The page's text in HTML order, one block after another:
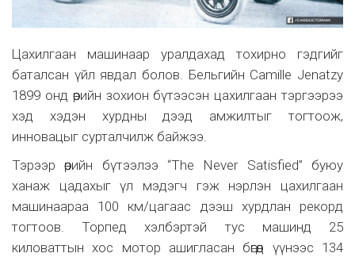
Цахилгаан машинаар уралдахад тохирно гэдгийг
баталсан үйл явдал болов. Бельгийн Camille Jenatzy
1899 онд өөрийн зохион бүтээсэн цахилгаан тэргээрээ
хэд хэдэн хурдны дээд амжилтыг тогтоож,
инновацыг сурталчилж байжээ.
Тэрээр өөрийн бүтээлээ “The Never Satisfied” буюу
ханаж цадахыг үл мэдэгч гэж нэрлэн цахилгаан
машинаараа 100 км/цагаас дээш хурдлан рекорд
тогтоов. Торпед хэлбэртэй тус машинд 25
киловаттын хос мотор ашигласан бөгөөд үүнээс 134